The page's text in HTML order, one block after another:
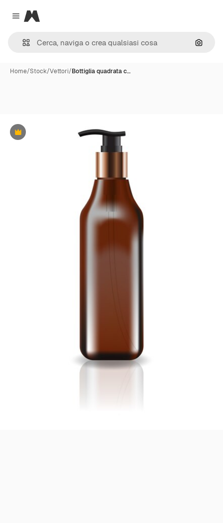
Close menu
Magnific
Cerca
Home/Stock/Vettori/Bottiglia quadrata c…
Premium